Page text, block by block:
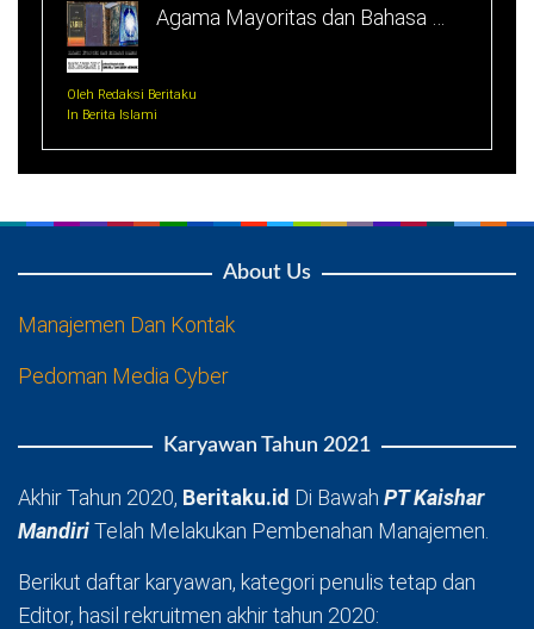
Agama Mayoritas dan Bahasa …
Oleh Redaksi Beritaku
In Berita Islami
About Us
Manajemen Dan Kontak
Pedoman Media Cyber
Karyawan Tahun 2021
Akhir Tahun 2020, Beritaku.id Di Bawah PT Kaishar
MandiriTelah Melakukan Pembenahan Manajemen.
Berikut daftar karyawan, kategori penulis tetap dan
Editor, hasil rekruitmen akhir tahun 2020: